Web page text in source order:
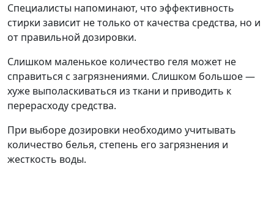
Специалисты напоминают, что эффективность
стирки зависит не только от качества средства, но и
от правильной дозировки.
Слишком маленькое количество геля может не
справиться с загрязнениями. Слишком большое —
хуже выполаскиваться из ткани и приводить к
перерасходу средства.
При выборе дозировки необходимо учитывать
количество белья, степень его загрязнения и
жесткость воды.